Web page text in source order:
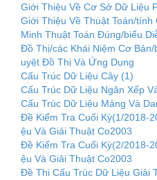
Giới Thiệu Về Cơ Sở Dữ Liệu
Giới Thiệu Về Thuật Toán/tính
Minh Thuật Toán Đúng/biểu
Đồ Thị/các Khái Niệm Cơ
uyệt Đồ Thị Và Ứng Dụng
Cấu Trúc Dữ Liệu Cây (1)
Cấu Trúc Dữ Liệu Ngăn Xếp
Cấu Trúc Dữ Liệu Mảng Và
Đề Kiểm Tra Cuối Kỳ(1/2018-
ệu Và Giải Thuật Co2003
Đề Kiểm Tra Cuối Kỳ(2/2018-
ệu Và Giải Thuật Co2003
Đề Thi Cấu Trúc Dữ Liệu Giải